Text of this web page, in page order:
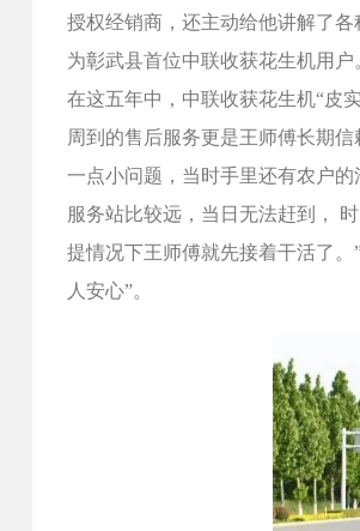
授权经销商，还主动给他讲解了
为彰武县首位中联收获花生机用户
在这五年中，中联收获花生机“皮
周到的售后服务更是王师傅长期
一点小问题，当时手里还有农户
服务站比较远，当日无法赶到，
提情况下王师傅就先接着干活了
人安心”。